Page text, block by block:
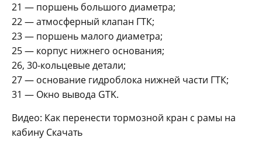
21 — поршень большого диаметра;
22 — атмосферный клапан ГТК;
23 — поршень малого диаметра;
25 — корпус нижнего основания;
26, 30-кольцевые детали;
27 — основание гидроблока нижней части ГТК;
31 — Окно вывода GTK.
Видео: Как перенести тормозной кран с рамы на
кабину Скачать